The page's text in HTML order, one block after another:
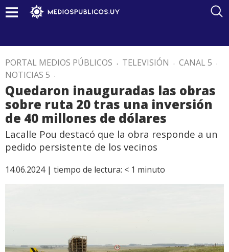
PORTAL MEDIOS PÚBLICOS . TELEVISIÓN . CANAL 5 .
NOTICIAS 5 .
Quedaron inauguradas las obras
sobre ruta 20 tras una inversión
de 40 millones de dólares
Lacalle Pou destacó que la obra responde a un
pedido persistente de los vecinos
14.06.2024 | tiempo de lectura: < 1 minuto